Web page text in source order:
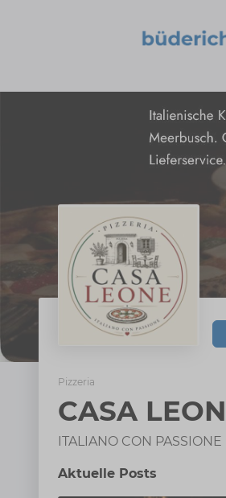
Pizzeria
CASA
ITALIANO CON PASSIONE
Aktuelle Posts